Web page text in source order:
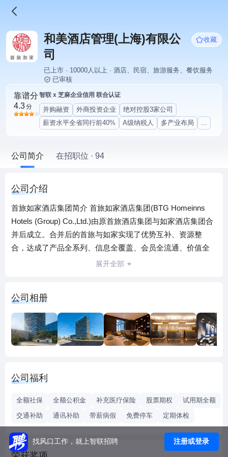
和美酒店管理(上海)有限公
司
收藏
已上市 · 10000人以上 · 酒店、民宿、旅游服务、餐饮服务
已审核
靠谱分
4.3分
智联 x 芝麻企业信用 联合认证
并购融资 外商投资企业
绝对控股3家公司
薪资水平全省同行前40%
A级纳税人 多产业布局 ...
公司简介 在招职位 · 94
公司介绍
首旅如家酒店集团简介 首旅如家酒店集团(BTG Homeinns
Hotels (Group) Co.,Ltd.)由原首旅酒店集团与如家酒店集团合
并后成立。合并后的首旅与如家实现了优势互补、资源整
合，达成了产品全系列、信息全覆盖、会员全流通、价值全
方位的整合效果，为首旅如家酒店集团的整体业务带来升
为使命，致力于成为最值得信赖的专业住宿管理平台。
截止2025年12月底，首旅如家酒店集团旗下拥有以住宿为核
心的近20个品牌系列、超40个产品。首旅如家酒店集团在国
内800余个城市运营超7800家酒店，覆盖“奢华高端”、“中高
存量要发展、向整合要发展、向创新要发展”的战略，持续发
娱的顾客价值生态圈。 关于首旅酒店集团 首旅酒店集团是国
内大型综合性旅游上市公司，主要从事酒店运营管理及景区
等经营活动。公司于1999年2月成立；2000年6月在上海证券
展开全部
公司相册
公司福利
全额社保 全额公积金 补充医疗保险 股票期权
试用期全额
交通补助
通讯补助 带薪病假 免费停车 定期体检
找风口工作，就上智联招聘 注册或登录